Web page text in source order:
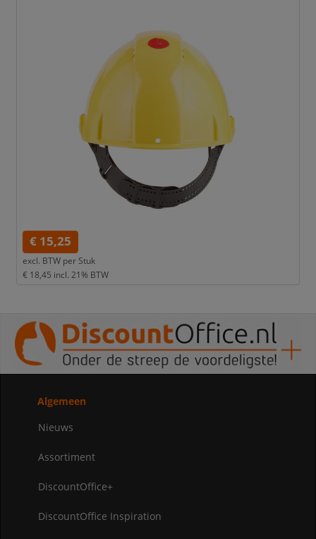
€ 15,25
excl. BTW per Stuk
€ 18,45 incl. 21% BTW
Algemeen
Nieuws
Assortiment
DiscountOffice+
DiscountOffice Inspiration